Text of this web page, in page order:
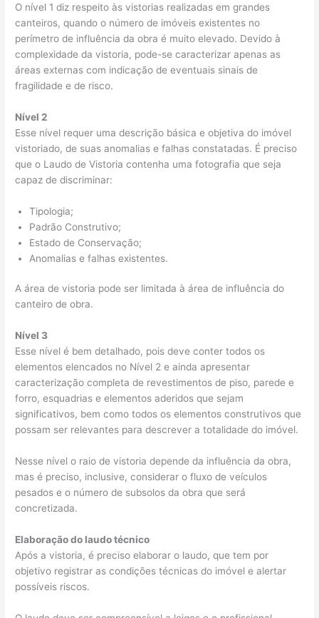
O nível 1 diz respeito às vistorias realizadas em grandes
canteiros, quando o número de imóveis existentes no
perímetro de influência da obra é muito elevado. Devido à
complexidade da vistoria, pode-se caracterizar apenas as
áreas externas com indicação de eventuais sinais de
fragilidade e de risco.
Nível 2
Esse nível requer uma descrição básica e objetiva do imóvel
vistoriado, de suas anomalias e falhas constatadas. É preciso
que o Laudo de Vistoria contenha uma fotografia que seja
capaz de discriminar:
Tipologia;
Padrão Construtivo;
Estado de Conservação;
Anomalias e falhas existentes.
A área de vistoria pode ser limitada à área de influência do
canteiro de obra.
Nível 3
Esse nível é bem detalhado, pois deve conter todos os
elementos elencados no Nível 2 e ainda apresentar
caracterização completa de revestimentos de piso, parede e
forro, esquadrias e elementos aderidos que sejam
significativos, bem como todos os elementos construtivos que
possam ser relevantes para descrever a totalidade do imóvel.
Nesse nível o raio de vistoria depende da influência da obra,
mas é preciso, inclusive, considerar o fluxo de veículos
pesados e o número de subsolos da obra que será
concretizada.
Elaboração do laudo técnico
Após a vistoria, é preciso elaborar o laudo, que tem por
objetivo registrar as condições técnicas do imóvel e alertar
possíveis riscos.